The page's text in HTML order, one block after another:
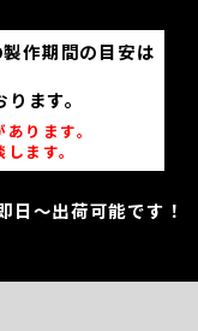
作期間の目安は
ます。
ります。
ます。
～出荷可能です！